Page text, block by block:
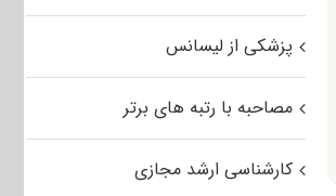
پزشکی از لیسانس
مصاحبه با رتبه های برتر
کارشناسی ارشد مجازی